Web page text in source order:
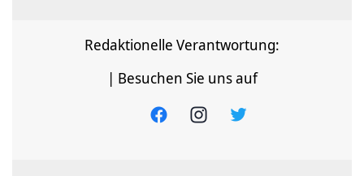
Redaktionelle Verantwortung:
| Besuchen Sie uns auf